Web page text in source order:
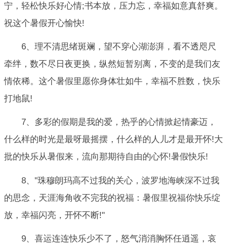
宁，轻松快乐好心情;书本放，压力忘，幸福如意真舒爽。
祝这个暑假开心愉快!
6、理不清思绪斑斓，望不穿心湖澎湃，看不透咫尺
牵绊，数不尽日夜更换，纵然短暂别离，不变的是我们友
情依稀。这个暑假里愿你身体壮如牛，幸福不胜数，快乐
打地鼠!
7、多彩的假期是我的爱，热乎的心情掀起情豪迈，
什么样的时光是最呀最摇摆，什么样的人儿才是最开怀!大
批的快乐从暑假来，流向那期待自由的心怀!暑假快乐!
8、"珠穆朗玛高不过我的关心，波罗地海峡深不过我
的思念，天涯海角收不完我的祝福：暑假里祝福你快乐绽
放，幸福闪亮，开怀不断!"
9、喜运连连快乐少不了，怒气消消胸怀任逍遥，哀